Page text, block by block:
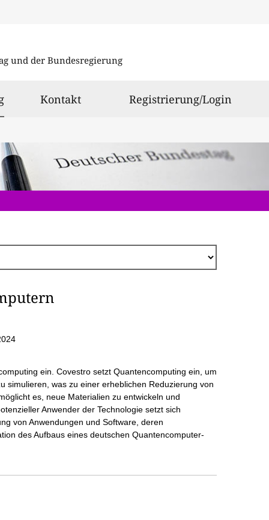
und der Bundesregierung
ausgewählt
Kontakt Registrierung/Login
ein. Covestro setzt Quantencomputing ein, um
simulieren, was zu einer erheblichen Reduzierung von
es, neue Materialien zu entwickeln und
Anwender der Technologie setzt sich
von Anwendungen und Software, deren
des Aufbaus eines deutschen Quantencomputer-